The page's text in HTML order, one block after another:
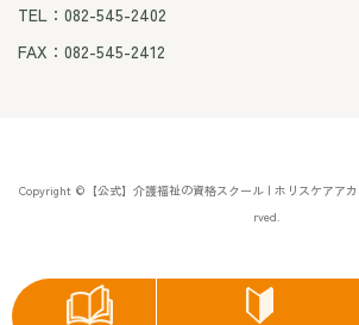
TEL：082-545-2402
FAX：082-545-2412
Copyright ©【公式】介護福祉の資格スクール | ホリスケアア
rved.